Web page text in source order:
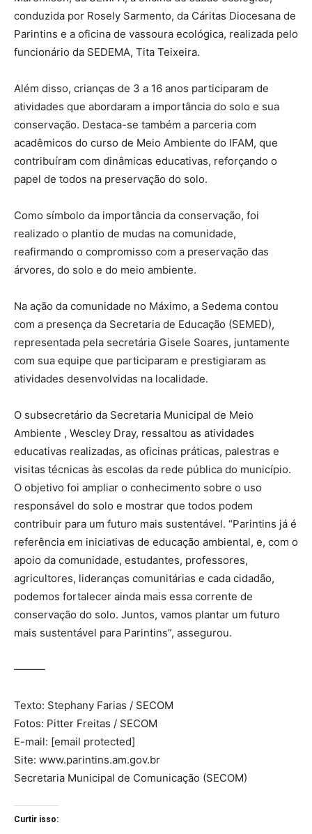
conduzida por Rosely Sarmento, da Cáritas Diocesana de
Parintins e a oficina de vassoura ecológica, realizada pelo
funcionário da SEDEMA, Tita Teixeira.
Além disso, crianças de 3 a 16 anos participaram de
atividades que abordaram a importância do solo e sua
conservação. Destaca-se também a parceria com
acadêmicos do curso de Meio Ambiente do IFAM, que
contribuíram com dinâmicas educativas, reforçando o
papel de todos na preservação do solo.
Como símbolo da importância da conservação, foi
realizado o plantio de mudas na comunidade,
reafirmando o compromisso com a preservação das
árvores, do solo e do meio ambiente.
Na ação da comunidade no Máximo, a Sedema contou
com a presença da Secretaria de Educação (SEMED),
representada pela secretária Gisele Soares, juntamente
com sua equipe que participaram e prestigiaram as
atividades desenvolvidas na localidade.
O subsecretário da Secretaria Municipal de Meio
Ambiente , Wescley Dray, ressaltou as atividades
educativas realizadas, as oficinas práticas, palestras e
visitas técnicas às escolas da rede pública do município.
O objetivo foi ampliar o conhecimento sobre o uso
responsável do solo e mostrar que todos podem
contribuir para um futuro mais sustentável. “Parintins já é
referência em iniciativas de educação ambiental, e, com o
apoio da comunidade, estudantes, professores,
agricultores, lideranças comunitárias e cada cidadão,
podemos fortalecer ainda mais essa corrente de
conservação do solo. Juntos, vamos plantar um futuro
mais sustentável para Parintins”, assegurou.
———
Texto: Stephany Farias / SECOM
Fotos: Pitter Freitas / SECOM
E-mail: [email protected]
Site: www.parintins.am.gov.br
Secretaria Municipal de Comunicação (SECOM)
Curtir isso: